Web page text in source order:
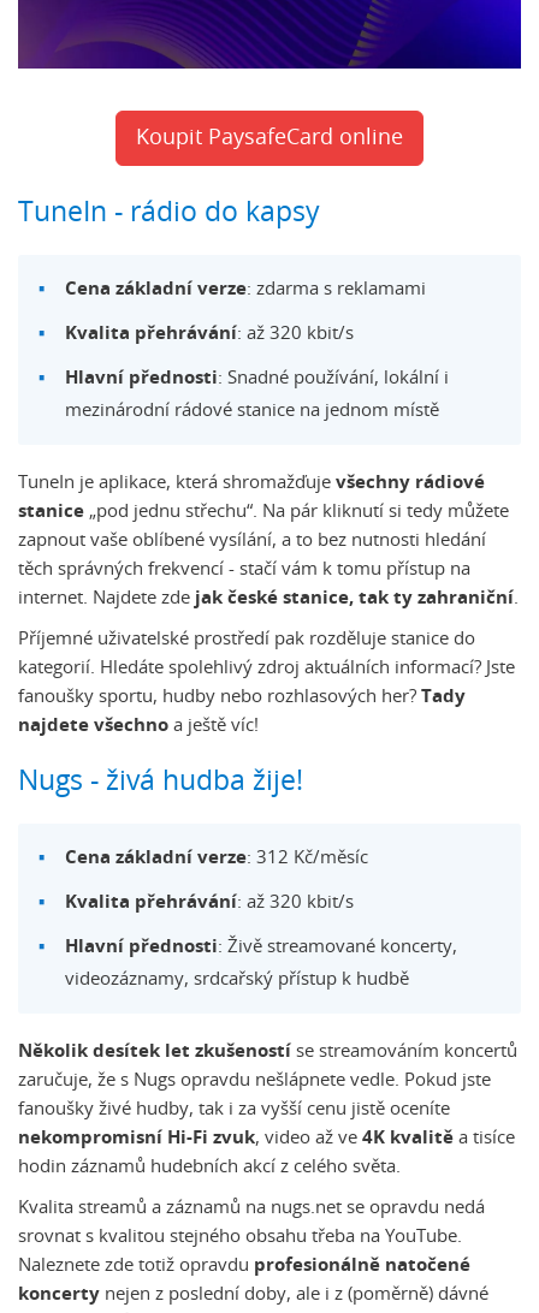
Koupit PaysafeCard online
TuneIn - rádio do kapsy
Cena základní verze: zdarma s reklamami
Kvalita přehrávání: až 320 kbit/s
Hlavní přednosti: Snadné používání, lokální i
mezinárodní rádové stanice na jednom místě
TuneIn je aplikace, která shromažďuje všechny rádiové
stanice „pod jednu střechu“. Na pár kliknutí si tedy můžete
zapnout vaše oblíbené vysílání, a to bez nutnosti hledání
těch správných frekvencí - stačí vám k tomu přístup na
internet. Najdete zde jak české stanice, tak ty zahraniční.
Příjemné uživatelské prostředí pak rozděluje stanice do
kategorií. Hledáte spolehlivý zdroj aktuálních informací? Jste
fanoušky sportu, hudby nebo rozhlasových her? Tady
najdete všechno a ještě víc!
Nugs - živá hudba žije!
Cena základní verze: 312 Kč/měsíc
Kvalita přehrávání: až 320 kbit/s
Hlavní přednosti: Živě streamované koncerty,
videozáznamy, srdcařský přístup k hudbě
Několik desítek let zkušeností se streamováním koncertů
zaručuje, že s Nugs opravdu nešlápnete vedle. Pokud jste
fanoušky živé hudby, tak i za vyšší cenu jistě oceníte
nekompromisní Hi-Fi zvuk, video až ve 4K kvalitě a tisíce
hodin záznamů hudebních akcí z celého světa.
Kvalita streamů a záznamů na nugs.net se opravdu nedá
srovnat s kvalitou stejného obsahu třeba na YouTube.
Naleznete zde totiž opravdu profesionálně natočené
koncerty nejen z poslední doby, ale i z (poměrně) dávné